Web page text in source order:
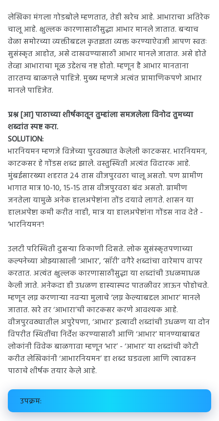
लेखिका मंगला गोडबोले म्हणतात, तेही खरेच आहे. आभाराचा अतिरेक
चालू आहे. क्षुल्लक कारणासाठीसुद्धा आभार मानले जातात. बऱ्याच
वेळा समोरच्या व्यक्तीबद्दल कृतज्ञता व्यक्त करण्याऐवजी आपण स्वतः
सुसंस्कृत आहोत, असे दाखवण्यासाठी आभार मानले जातात. असे होते
तेव्हा आभाराचा मूळ उद्देशच नष्ट होतो. म्हणून है आभार मानताना
तारतम्य बाळगले पाहिजे. मुख्य म्हणजे अत्यंत प्रामाणिकपणे आभार
मानले पाहिजेत.
प्रश्न [आ]पाठाच्या शीर्षकातून तुम्हांला समजलेला विनोद तुमच्या
शब्दांत स्पष्ट करा.
SOLUTION:
भारनियमन म्हणजे विजेच्या पुरवठ्यात केलेली काटकसर. भारनियमन,
काटकसर हे गोंडस शब्द झाले. वस्तुस्थिती अत्यंत विदारक आहे.
मुंबईसारख्या शहरात 24 तास वीजपुरवठा चालू असतो. पण ग्रामीण
भागात मात्र 10-10, 15-15 तास वीजपुरवठा बंद असतो. ग्रामीण
जनतेला यामुळे अनेक हालअपेष्टांना तोंड दयावे लागते. शासन या
हालअपेष्टा कमी करीत नाही, मात्र या हालअपेष्टांना गोंडस नाव देते -
‘भारनियमन’!
उलटी परिस्थिती दुसऱ्या ठिकाणी दिसते. लोक सुसंस्कृतपणाच्या
कल्पनेच्या ओझ्याखाली ‘आभार’, ‘सॉरी’ वगैरे शब्दांचा वारेमाप वापर
करतात. अत्यंत क्षुल्लक कारणासाठीसुद्धा या शब्दांची उधळमाधळ
केली जाते. अनेकदा ही उधळण हास्यास्पद पातळीवर जाऊन पोहोचते.
म्हणून लग्न करणाऱ्या नवऱ्या मुलाचे ‘लग्न केल्याबद्दल आभार’ मानले
जातात. खरे तर ‘आभारा’ची काटकसर करणे आवश्यक आहे.
वीजपुरवठ्यातील अपुरेपणा, ‘आभार’ इत्यादी शब्दांची उधळण या दोन
विपरीत स्थितींचा निर्देश करण्यासाठी आणि ‘आभार’ मानण्याबाबत
लोकांनी विवेक बाळगावा म्हणून ‘भार’ - ‘आभार’ या शब्दांची कोटी
करीत लेखिकांनी ‘आभारनियमन’ हा शब्द घडवला आणि त्यावरून
पाठाचे शीर्षक तयार केले आहे.
उपक्रम: